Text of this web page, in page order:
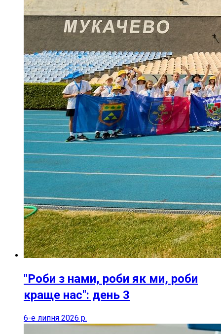
"Роби з нами, роби як ми, роби
краще нас": день 3
6-е липня 2026 р.